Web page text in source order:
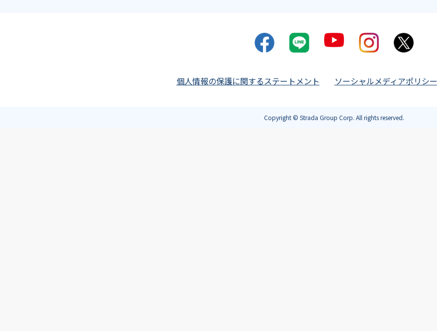
個人情報の保護に関するステートメント ソーシャルメディアポリシー
Copyright © Strada Group Corp. All rights reserved.